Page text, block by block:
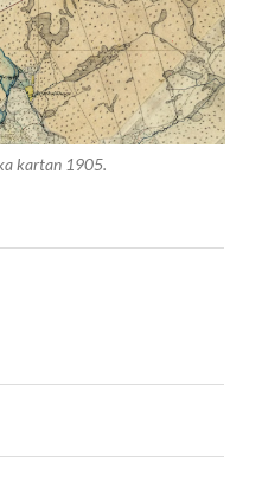
kartan 1905.